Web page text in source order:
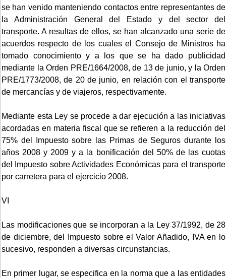
se han venido manteniendo contactos entre representantes de
la Administración General del Estado y del sector del
transporte. A resultas de ellos, se han alcanzado una serie de
acuerdos respecto de los cuales el Consejo de Ministros ha
tomado conocimiento y a los que se ha dado publicidad
mediante la Orden PRE/1664/2008, de 13 de junio, y la Orden
PRE/1773/2008, de 20 de junio, en relación con el transporte
de mercancías y de viajeros, respectivamente.
Mediante esta Ley se procede a dar ejecución a las iniciativas
acordadas en materia fiscal que se refieren a la reducción del
75% del Impuesto sobre las Primas de Seguros durante los
años 2008 y 2009 y a la bonificación del 50% de las cuotas
del Impuesto sobre Actividades Económicas para el transporte
por carretera para el ejercicio 2008.
VI
Las modificaciones que se incorporan a la Ley 37/1992, de 28
de diciembre, del Impuesto sobre el Valor Añadido, IVA en lo
sucesivo, responden a diversas circunstancias.
En primer lugar, se especifica en la norma que a las entidades